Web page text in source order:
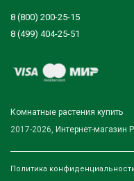
8 (800) 200-25-15
8 (499) 404-25-51
Комнатные растения купить
2017-2026, Интернет-магазин
Политика